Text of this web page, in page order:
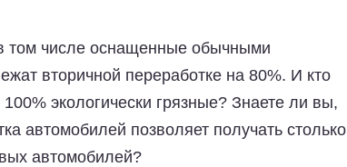
том числе оснащенные обычными
вторичной переработке на 80%. И кто
экологически грязные? Знаете ли вы,
автомобилей позволяет получать столько
автомобилей?